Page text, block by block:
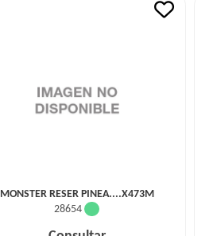
MONSTER RESER PINEA....X473M
28654